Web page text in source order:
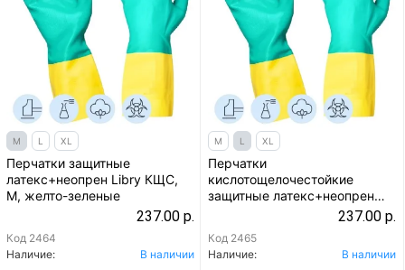
M L XL
Перчатки защитные
латекс+неопрен Libry КЩС,
M, желто-зеленые
237.00 р.
Код 2464
Наличие:
В наличии
M L XL
Перчатки
кислотощелочестойкие
защитные латекс+неопрен
Libry КЩС, L, желто-зеленые
237.00 р.
Код 2465
Наличие:
В наличии